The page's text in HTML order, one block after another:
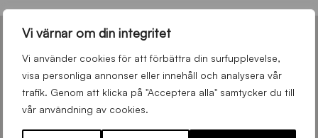
Vi värnar om din integritet
Vi använder cookies för att förbättra din surfupplevelse,
visa personliga annonser eller innehåll och analysera vår
trafik. Genom att klicka på "Acceptera alla" samtycker du till
vår användning av cookies.
KLUBBEN SIRIUS